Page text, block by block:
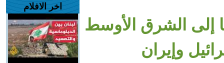
إلى الشرق الأوسط
وإيران
اخر الافلام